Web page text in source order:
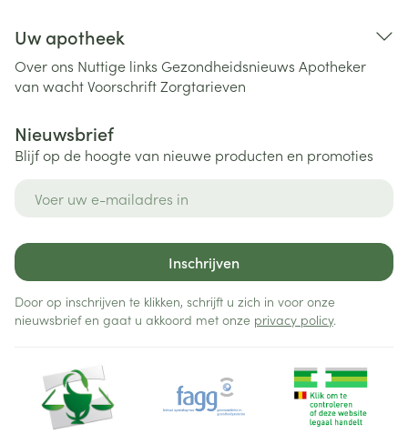
Uw apotheek
Over ons Nuttige links Gezondheidsnieuws Apotheker
van wachtVoorschriftZorgtarieven
Nieuwsbrief
Blijf op de hoogte van nieuwe producten en promoties
Inschrijven
Door op inschrijven te klikken, schrijft u zich in voor onze
nieuwsbrief en gaat u akkoord met onze privacy policy.